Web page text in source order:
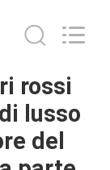
rossi
lusso
del